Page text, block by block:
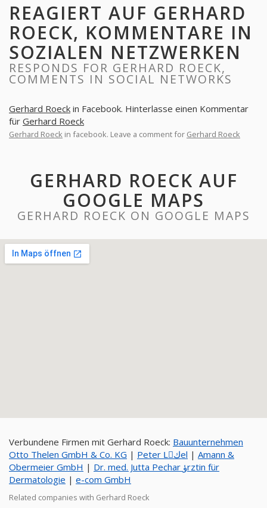
REAGIERT AUF GERHARD
ROECK, KOMMENTARE IN
SOZIALEN NETZWERKEN
RESPONDS FOR GERHARD ROECK,
COMMENTS IN SOCIAL NETWORKS
Gerhard Roeck in Facebook. Hinterlasse einen Kommentar
für Gerhard Roeck
Gerhard Roeck in facebook. Leave a comment for Gerhard Roeck
GERHARD ROECK AUF
GOOGLE MAPS
GERHARD ROECK ON GOOGLE MAPS
Verbundene Firmen mit Gerhard Roeck: Bauunternehmen
Otto Thelen GmbH & Co. KG | Peter Lِكel | Amann &
Obermeier GmbH | Dr. med. Jutta Pechar ؤrztin für
Dermatologie | e-com GmbH
Related companies with Gerhard Roeck